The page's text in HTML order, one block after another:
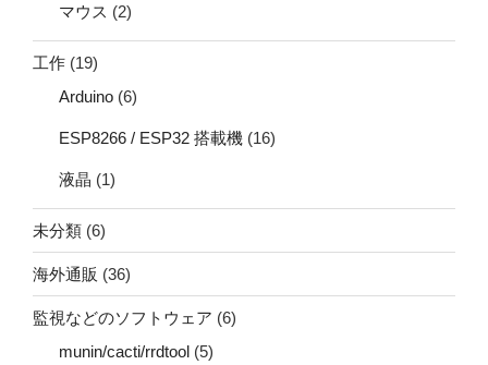
マウス (2)
工作 (19)
Arduino (6)
ESP8266 / ESP32 搭載機 (16)
液晶 (1)
未分類 (6)
海外通販 (36)
監視などのソフトウェア (6)
munin/cacti/rrdtool (5)